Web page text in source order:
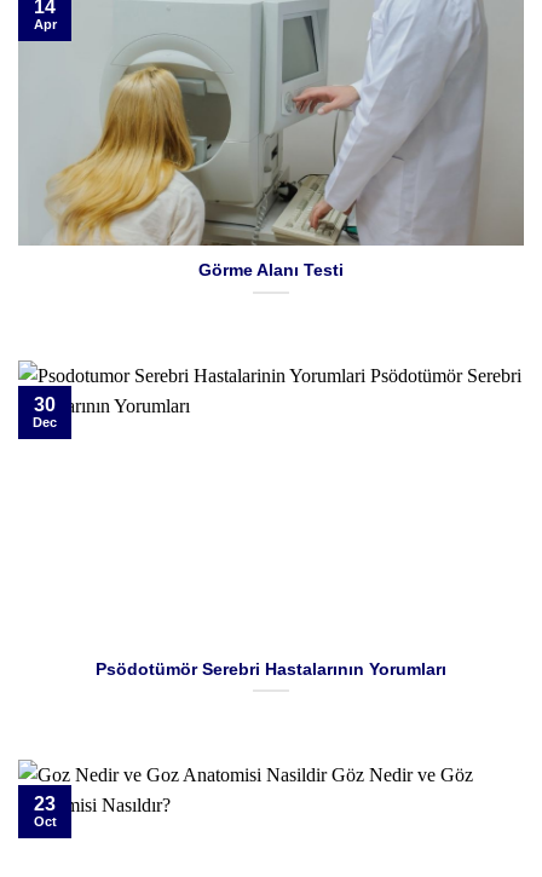
Görme Alanı Testi
14
Apr
Psödotümör Serebri Hastalarının Yorumları
30
Dec
23
Oct